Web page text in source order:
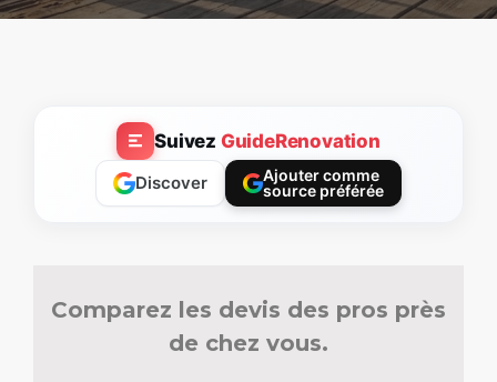
Suivez GuideRenovation
Discover
Ajouter comme
source préférée
Comparez les devis des pros près
de chez vous.